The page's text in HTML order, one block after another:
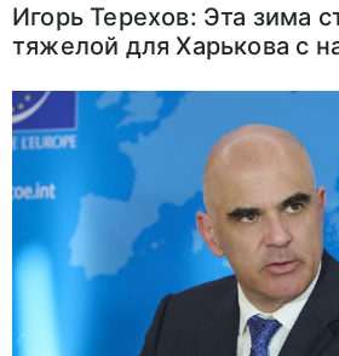
Игорь Терехов: Эта зима
тяжелой для Харькова с